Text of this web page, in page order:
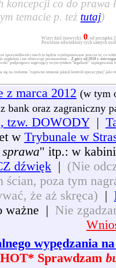
koncepcji co do
temacie p. też tutaj)
Wizyt dziś (nowych): 0, od początku
Powtórne odwiedziny tych samych
sprawiedliwości niech tu będzie wyeksponowane jeszcze to, co
nagłaśnia i nie obserwuje permanentnie... Z góry od 2018 r.
podprogowo sugerujący swym tytułem "legalność"
się na rzekome "zapewne istnienie jakiejś kontroli operacyjnej" jako
z marca 2012 (w tym
bank oraz zagraniczny
, tzw. DOWODY|
w Trybunale w
" itp.: w
dźwięk | (Nie
ścian, poza tym
że aż skręca) |
ważne | Nie
wypędzania
Sprawdzam